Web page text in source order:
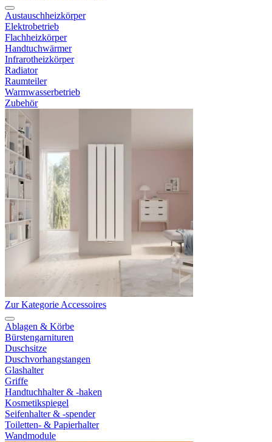
Austauschheizkörper
Elektrobetrieb
Flachheizkörper
Handtuchwärmer
Infrarotheizkörper
Radiator
Raumteiler
Warmwasserbetrieb
Zubehör
Zur Kategorie Accessoires
Ablagen & Körbe
Bürstengarnituren
Duschsitze
Duschvorhangstangen
Glashalter
Griffe
Handtuchhalter & -haken
Kosmetikspiegel
Seifenhalter & -spender
Toiletten- & Papierhalter
Wandmodule